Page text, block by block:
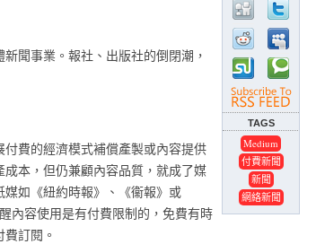
TAGS
Medium
付費新聞
新聞
網絡新聞
聞事業。報社、出版社的倒閉潮，
費的經濟模式補償產製或內容提供
本，但仍兼顧內容品質，就成了媒
如《紐約時報》、《衞報》或
內容使用是有付費限制的，免費有時
訂閱。